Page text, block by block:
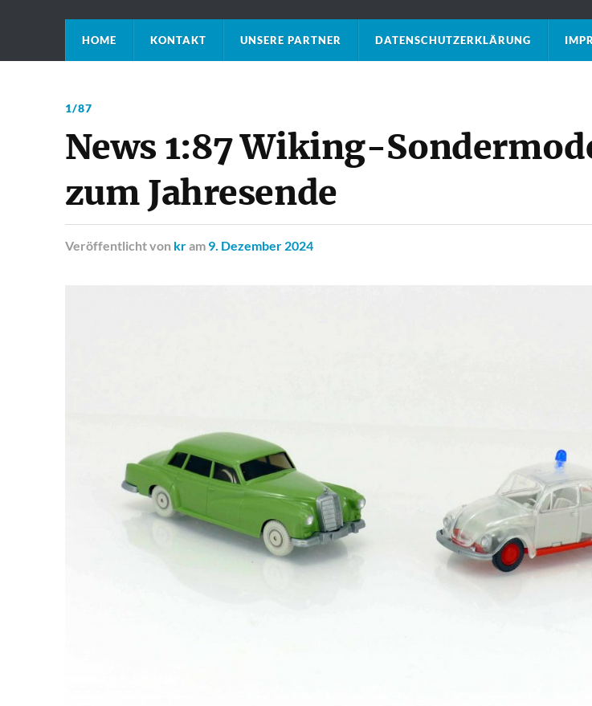
HOME KONTAKT UNSERE PARTNER DATENSCHUTZ­ERKLÄRUNG
1/87
News 1:87 Wiking-
zum Jahresende
Veröffentlichtvon kram 9. Dezember 2024